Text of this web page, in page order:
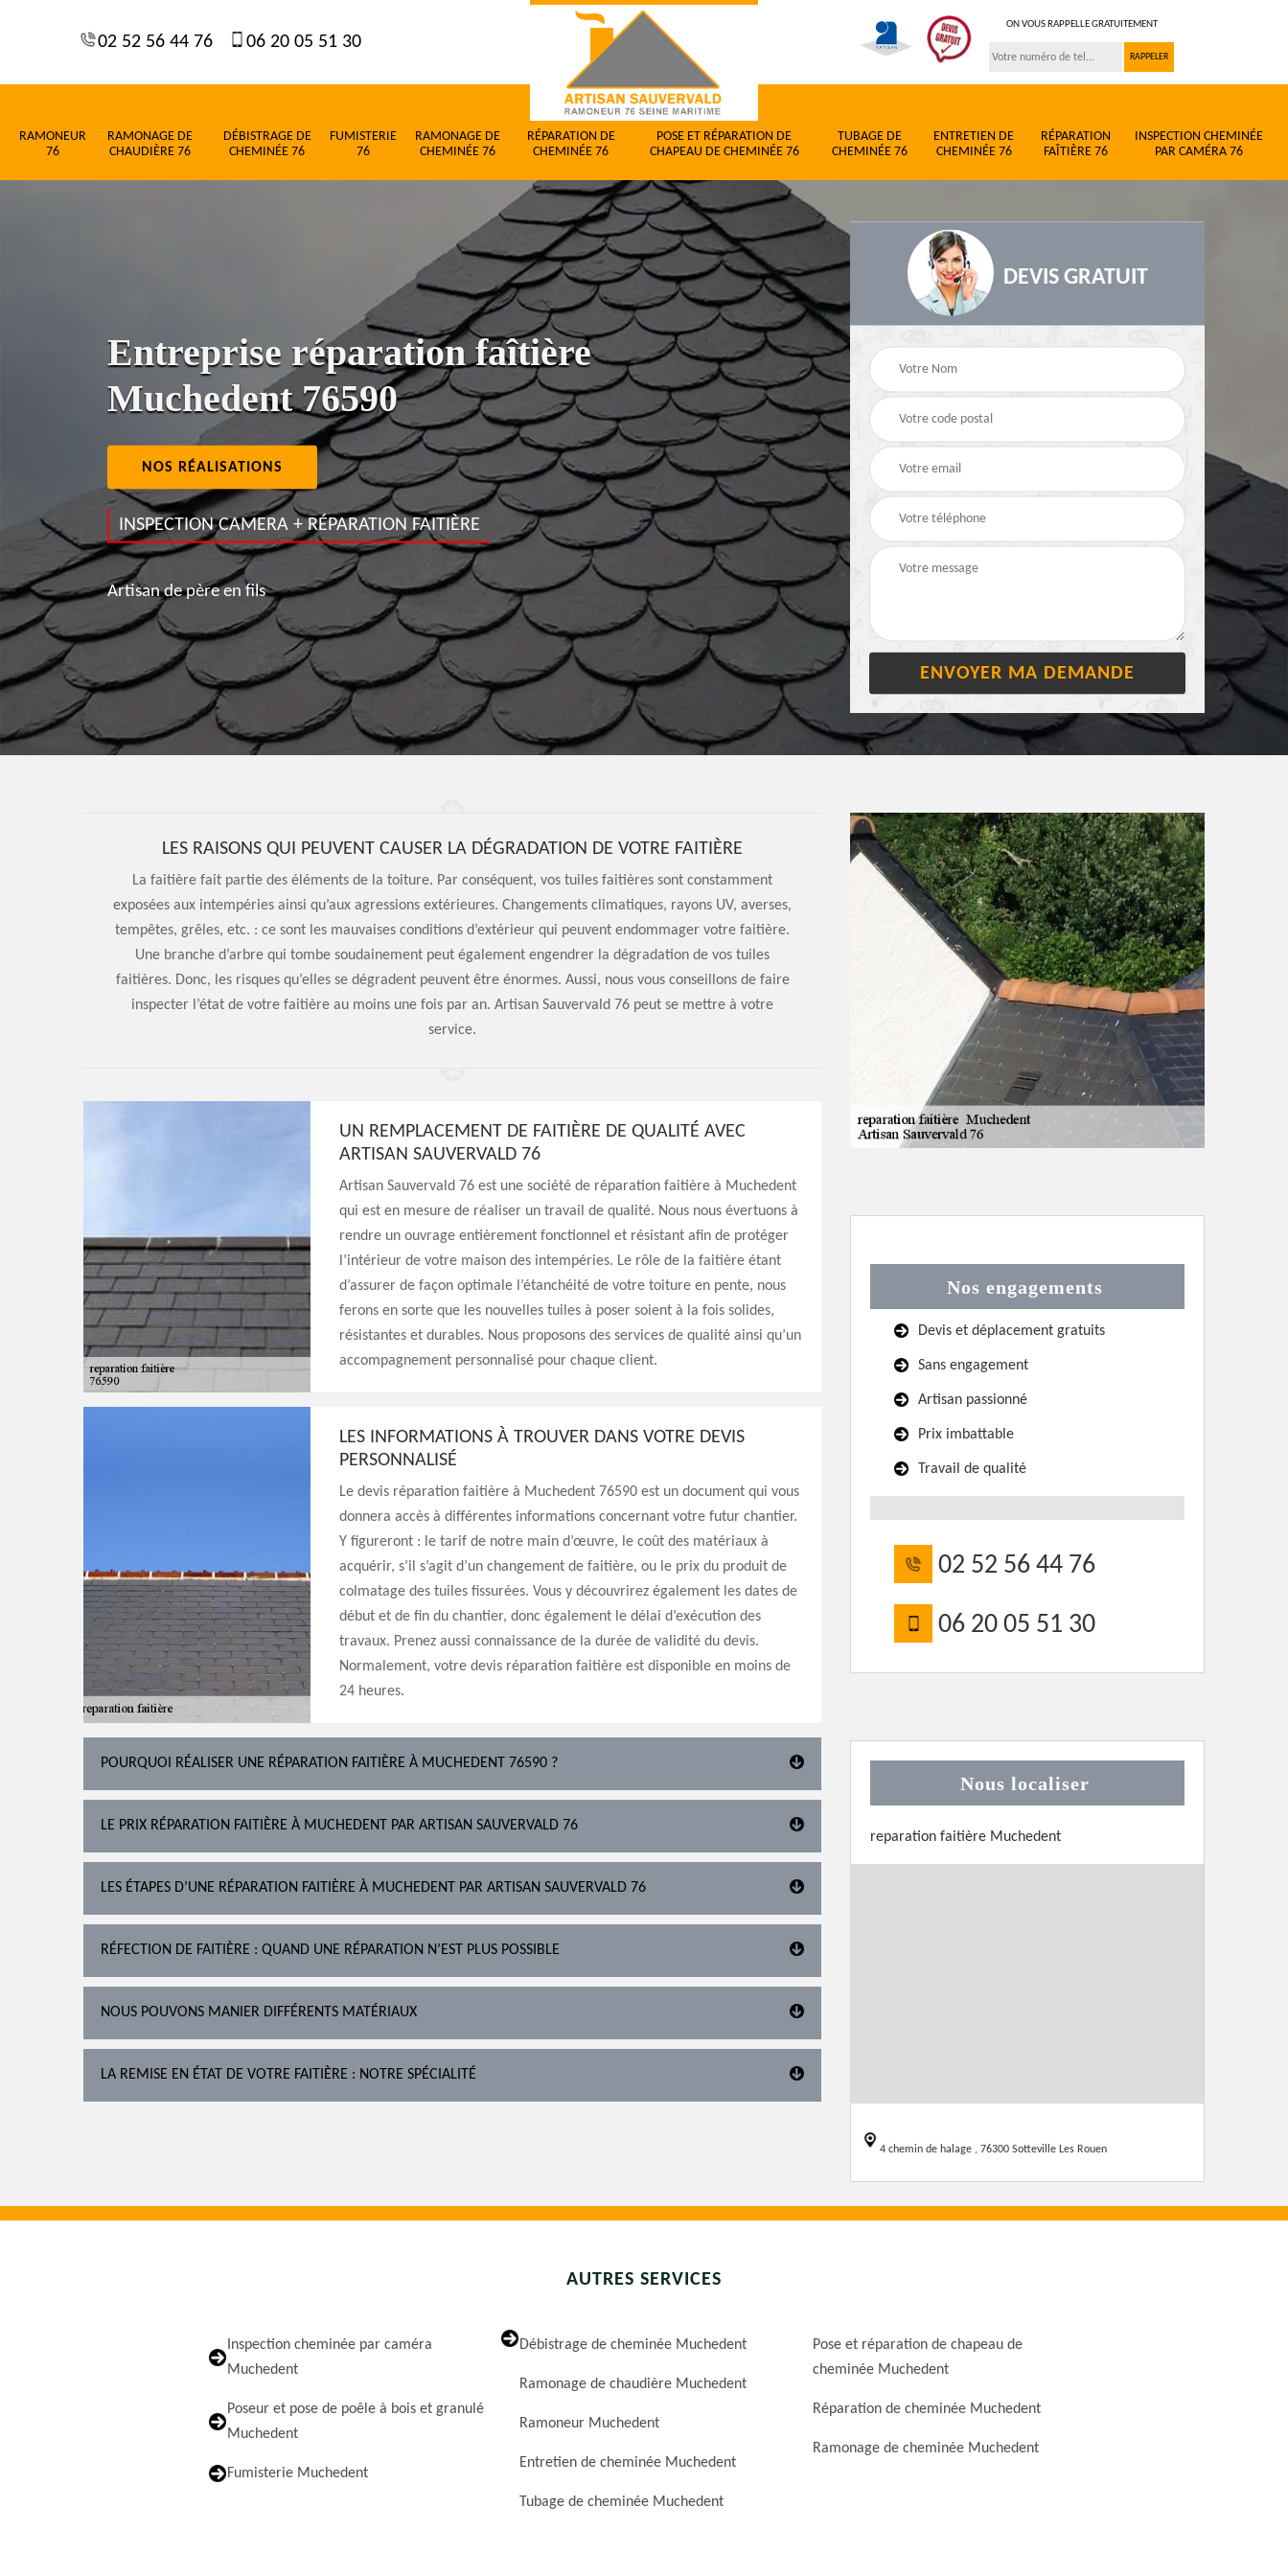
02 52 56 44 76 06 20 05 51 30
ON VOUS RAPPELLE GRATUITEMENT
RAMONEUR
76
RAMONAGE DE
CHAUDIÈRE 76
DÉBISTRAGE DE
CHEMINÉE 76
FUMISTERIE
76
RAMONAGE DE
CHEMINÉE 76
RÉPARATION DE
CHEMINÉE 76
POSE ET RÉPARATION DE
CHAPEAU DE CHEMINÉE 76
TUBAGE DE
CHEMINÉE 76
ENTRETIEN DE
CHEMINÉE 76
RÉPARATION
FAÎTIÈRE 76
INSPECTION CHEMINÉE
PAR CAMÉRA 76
Entreprise réparation faîtière
Muchedent 76590
NOS RÉALISATIONS
INSPECTION CAMERA + RÉPARATION FAITIÈRE
Artisan de père en fils
DEVIS GRATUIT
LES RAISONS QUI PEUVENT CAUSER LA DÉGRADATION DE VOTRE FAITIÈRE
La faitière fait partie des éléments de la toiture. Par conséquent, vos tuiles faitières sont constamment
exposées aux intempéries ainsi qu’aux agressions extérieures. Changements climatiques, rayons UV, averses,
tempêtes, grêles, etc. : ce sont les mauvaises conditions d’extérieur qui peuvent endommager votre faitière.
Une branche d’arbre qui tombe soudainement peut également engendrer la dégradation de vos tuiles
faitières. Donc, les risques qu’elles se dégradent peuvent être énormes. Aussi, nous vous conseillons de faire
inspecter l’état de votre faitière au moins une fois par an. Artisan Sauvervald 76 peut se mettre à votre
service.
UN REMPLACEMENT DE FAITIÈRE DE QUALITÉ AVEC
ARTISAN SAUVERVALD 76
Artisan Sauvervald 76 est une société de réparation faitière à Muchedent
qui est en mesure de réaliser un travail de qualité. Nous nous évertuons à
rendre un ouvrage entièrement fonctionnel et résistant afin de protéger
l’intérieur de votre maison des intempéries. Le rôle de la faitière étant
d’assurer de façon optimale l’étanchéité de votre toiture en pente, nous
ferons en sorte que les nouvelles tuiles à poser soient à la fois solides,
résistantes et durables. Nous proposons des services de qualité ainsi qu’un
accompagnement personnalisé pour chaque client.
LES INFORMATIONS À TROUVER DANS VOTRE DEVIS
PERSONNALISÉ
Le devis réparation faitière à Muchedent 76590 est un document qui vous
donnera accès à différentes informations concernant votre futur chantier.
Y figureront : le tarif de notre main d’œuvre, le coût des matériaux à
acquérir, s’il s’agit d’un changement de faitière, ou le prix du produit de
colmatage des tuiles fissurées. Vous y découvrirez également les dates de
début et de fin du chantier, donc également le délai d’exécution des
travaux. Prenez aussi connaissance de la durée de validité du devis.
Normalement, votre devis réparation faitière est disponible en moins de
24 heures.
POURQUOI RÉALISER UNE RÉPARATION FAITIÈRE À MUCHEDENT 76590 ?
LE PRIX RÉPARATION FAITIÈRE À MUCHEDENT PAR ARTISAN SAUVERVALD 76
LES ÉTAPES D’UNE RÉPARATION FAITIÈRE À MUCHEDENT PAR ARTISAN SAUVERVALD 76
RÉFECTION DE FAITIÈRE : QUAND UNE RÉPARATION N’EST PLUS POSSIBLE
NOUS POUVONS MANIER DIFFÉRENTS MATÉRIAUX
LA REMISE EN ÉTAT DE VOTRE FAITIÈRE : NOTRE SPÉCIALITÉ
Nos engagements
Devis et déplacement gratuits
Sans engagement
Artisan passionné
Prix imbattable
Travail de qualité
02 52 56 44 76
06 20 05 51 30
Nous localiser
reparation faitière Muchedent
4 chemin de halage , 76300 Sotteville Les Rouen
AUTRES SERVICES
Inspection cheminée par caméra
Muchedent
Poseur et pose de poêle à bois et granulé
Muchedent
Fumisterie Muchedent
Débistrage de cheminée Muchedent
Ramonage de chaudière Muchedent
Ramoneur Muchedent
Entretien de cheminée Muchedent
Tubage de cheminée Muchedent
Pose et réparation de chapeau de
cheminée Muchedent
Réparation de cheminée Muchedent
Ramonage de cheminée Muchedent